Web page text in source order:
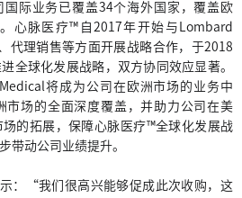
际业务已覆盖34个海外国家，覆盖欧
心脉医疗™自2017年开始与Lombard
代理销售等方面开展战略合作，于2018
全球化发展战略，双方协同效应显著。
将成为公司在欧洲市场的业务中
市场的全面深度覆盖，并助力公司在美
场的拓展，保障心脉医疗™全球化发展战
带动公司业绩提升。
：“我们很高兴能够促成此次收购，这